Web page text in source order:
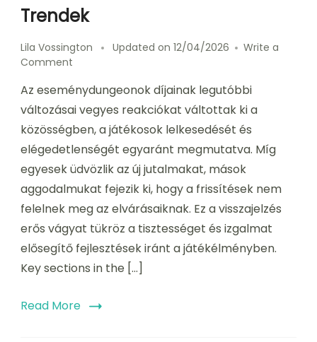
Trendek
Lila Vossington Updated on 12/04/2026
Write a
Comment
az
esemény
dungeon
díjainak
változásairól:
Közösségi
Javaslatok,
Trendek
Az eseménydungeonok díjainak legutóbbi
változásai vegyes reakciókat váltottak ki a
közösségben, a játékosok lelkesedését és
elégedetlenségét egyaránt megmutatva. Míg
egyesek üdvözlik az új jutalmakat, mások
aggodalmukat fejezik ki, hogy a frissítések nem
felelnek meg az elvárásaiknak. Ez a visszajelzés
erős vágyat tükröz a tisztességet és izgalmat
elősegítő fejlesztések iránt a játékélményben.
Key sections in the […]
Read More